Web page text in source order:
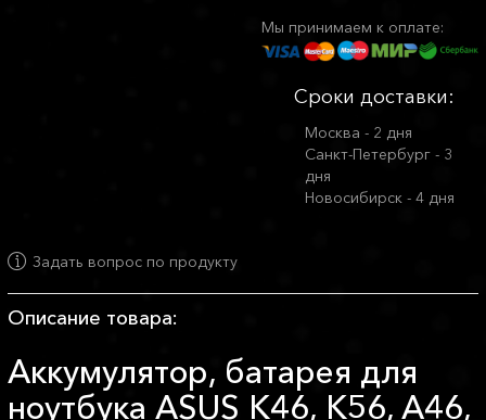
Мы принимаем к оплате:
Сроки доставки:
Москва - 2 дня
Санкт-Петербург - 3
дня
Новосибирск - 4 дня
Задать вопрос по продукту
Описание товара:
Аккумулятор, батарея для
ноутбука ASUS K46, K56, A46,